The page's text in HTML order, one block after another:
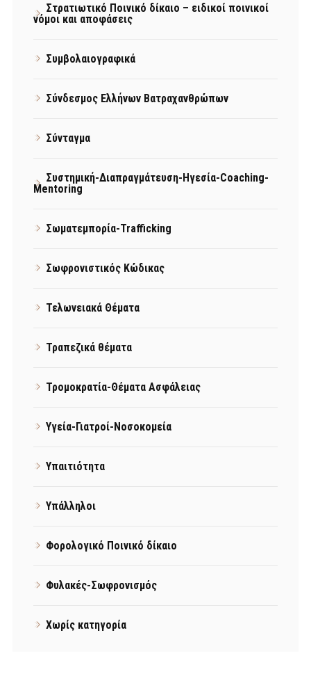
Στρατιωτικό Ποινικό δίκαιο – ειδικοί ποινικοί
νόμοι και αποφάσεις
Συμβολαιογραφικά
Σύνδεσμος Ελλήνων Βατραχανθρώπων
Σύνταγμα
Συστημική-Διαπραγμάτευση-Ηγεσία-Coaching-
Mentoring
Σωματεμπορία-Trafficking
Σωφρονιστικός Κώδικας
Τελωνειακά Θέματα
Τραπεζικά θέματα
Τρομοκρατία-Θέματα Ασφάλειας
Υγεία-Γιατροί-Νοσοκομεία
Υπαιτιότητα
Υπάλληλοι
Φορολογικό Ποινικό δίκαιο
Φυλακές-Σωφρονισμός
Χωρίς κατηγορία